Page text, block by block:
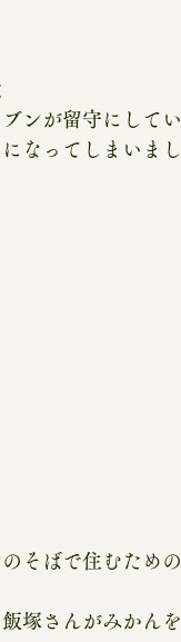
ンが留守にして
なってしまいま
そばで住むための
塚さんがみかん